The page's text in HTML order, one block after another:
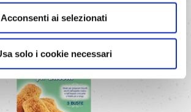
Acconsenti ai selezionati
solo i cookie necessari